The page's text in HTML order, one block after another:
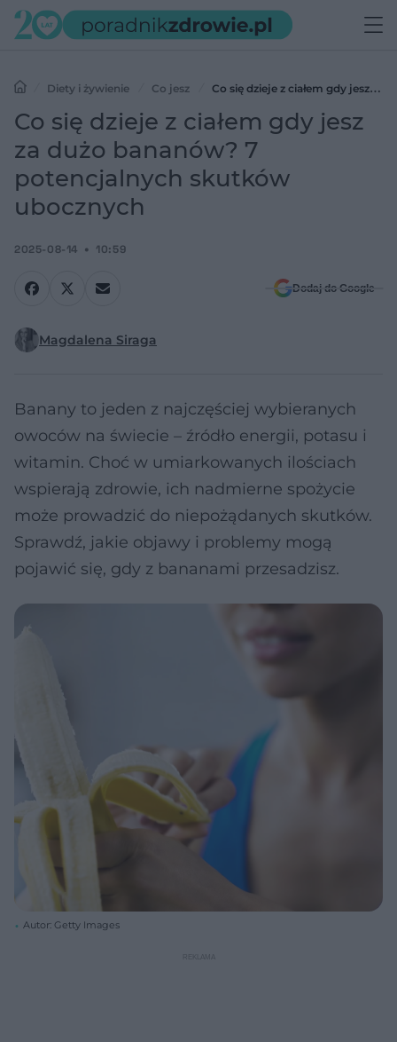
Diety i żywienie Co jesz
Co się dzieje z ciałem gdy jesz za
dużo bananów? 7 potencjalnych skutków ubocznych
Co się dzieje z ciałem gdy jesz
za dużo bananów? 7
potencjalnych skutków
ubocznych
2025-08-14 10:59
Dodaj do Google
Magdalena Siraga
Banany to jeden z najczęściej wybieranych
owoców na świecie – źródło energii, potasu i
witamin. Choć w umiarkowanych ilościach
wspierają zdrowie, ich nadmierne spożycie
może prowadzić do niepożądanych skutków.
Sprawdź, jakie objawy i problemy mogą
pojawić się, gdy z bananami przesadzisz.
Autor: Getty Images